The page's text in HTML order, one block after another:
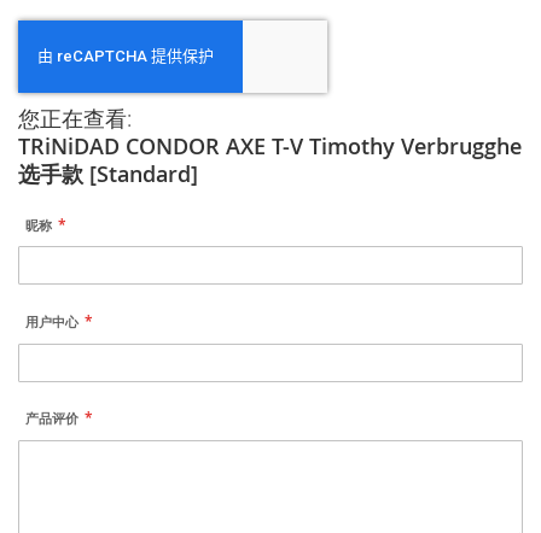
您正在查看:
TRiNiDAD CONDOR AXE T-V Timothy Verbrugghe
选手款 [Standard]
昵称
用户中心
产品评价